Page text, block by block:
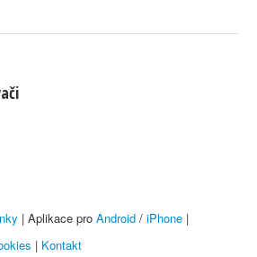
| Aplikace pro Android / iPhone |
| Kontakt